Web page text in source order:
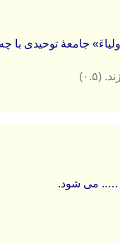
جامعۀ توحیدی با
(۰.۵)
می شود.